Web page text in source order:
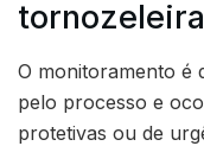
O monitoramento é
pelo processo e
protetivas ou de